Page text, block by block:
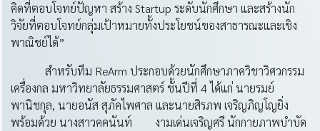
คิดที่ตอบโจทย์ปัญหา สร้าง Startup ระดับนักศึกษา และสร้างนัก
วิจัยที่ตอบโจทย์กลุ่มเป้าหมายทั้งประโยชน์ของสาธารณะและเชิง
พาณิชย์ได้”
สำหรับทีม ReArm ประกอบด้วยนักศึกษาภาควิชาวิศวกรรม
เครื่องกล มหาวิทยาลัยธรรมศาสตร์ ชั้นปีที่ 4 ได้แก่ นายรมย์
พานิชกุล, นายอนัส สุภัคไพศาล และนายสิรภพ เจริญภิญโญยิ่ง
พร้อมด้วย นางสาวคคนันท์ งามเด่นเจริญศรี นักกายภาพบำบัด